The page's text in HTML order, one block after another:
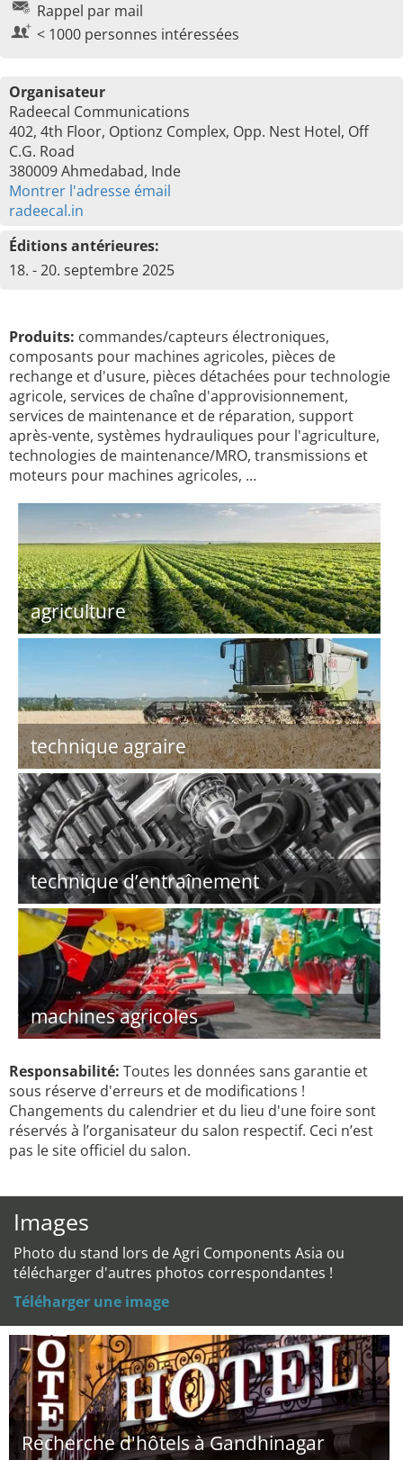
Rappel par mail
< 1000 personnes intéressées
Organisateur
Radeecal Communications
402, 4th Floor, Optionz Complex, Opp. Nest Hotel, Off
C.G. Road
380009 Ahmedabad, Inde
Montrer l'adresse émail
radeecal.in
Éditions antérieures:
18. - 20. septembre 2025
Produits: commandes/capteurs électroniques,
composants pour machines agricoles, pièces de
rechange et d'usure, pièces détachées pour technologie
agricole, services de chaîne d'approvisionnement,
services de maintenance et de réparation, support
après-vente, systèmes hydrauliques pour l'agriculture,
technologies de maintenance/MRO, transmissions et
moteurs pour machines agricoles, …
agriculture
technique agraire
technique d’entraînement
machines agricoles
Responsabilité: Toutes les données sans garantie et
sous réserve d'erreurs et de modifications !
Changements du calendrier et du lieu d'une foire sont
réservés à l’organisateur du salon respectif. Ceci n’est
pas le site officiel du salon.
Images
Photo du stand lors de Agri Components Asia ou
télécharger d'autres photos correspondantes !
Téléharger une image
Recherche d'hôtels à Gandhinagar